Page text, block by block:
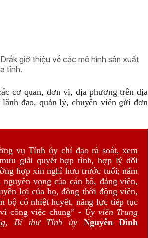
giới thiệu về các mô hình sản xuất
tỉnh.
cơ quan, đơn vị, địa phương trên địa
đạo, quản lý, chuyên viên gửi đơn
vụ Tỉnh ủy chỉ đạo rà soát, xem
giải quyết hợp tình, hợp lý đối
hợp xin nghỉ hưu trước tuổi; nắm
vọng của cán bộ, đảng viên,
lợi của họ, đồng thời động viên,
bộ có nhiệt huyết, năng lực tiếp tục
công việc chung” - Ủy viên Trung
Bí thư Tỉnh ủy
Nguyễn Đình